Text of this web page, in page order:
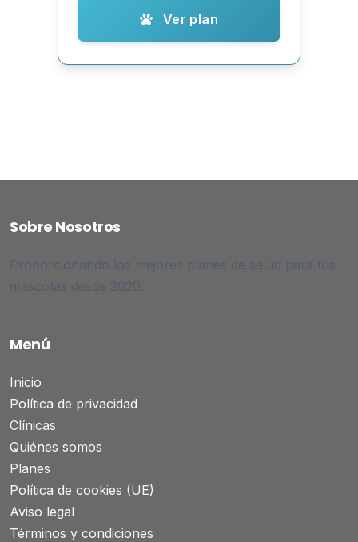
Ver plan
Sobre Nosotros
Proporcionando los mejores planes de salud para tus
mascotas desde 2020.
Menú
Inicio
Política de privacidad
Clínicas
Quiénes somos
Planes
Política de cookies (UE)
Aviso legal
Términos y condiciones